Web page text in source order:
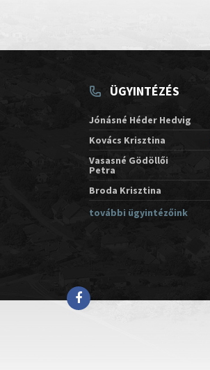
ÜGYINTÉZÉS
Jónásné Héder Hedvig
Kovács Krisztina
Vasasné Gödöllői
Petra
Broda Krisztina
további ügyintézőink